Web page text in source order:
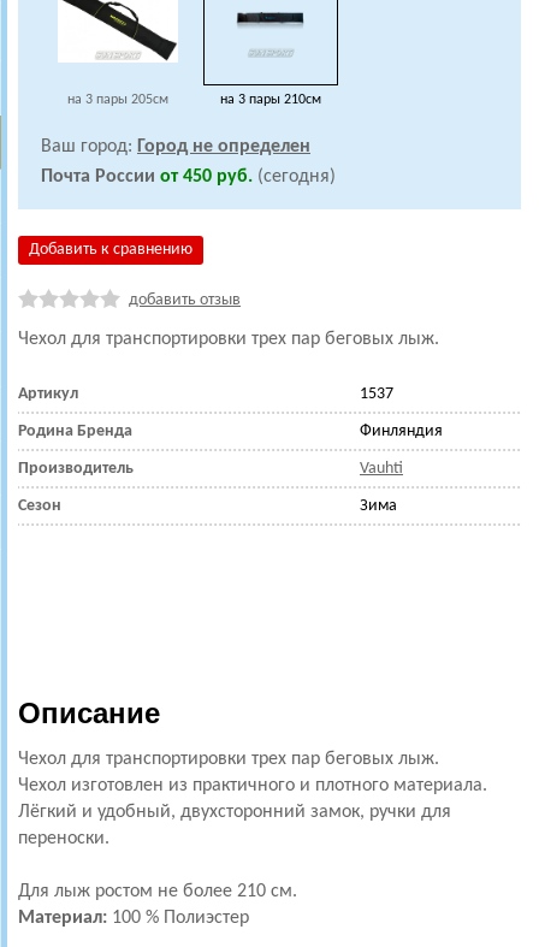
на 3 пары 205см на 3 пары 210см
Ваш город: Город не определен
Почта России от 450 руб. (сегодня)
Добавить к сравнению
добавить отзыв
Чехол для транспортировки трех пар беговых лыж.
Артикул 1537
Родина Бренда Финляндия
Производитель Vauhti
Сезон Зима
Описание
Чехол для транспортировки трех пар беговых лыж.
Чехол изготовлен из практичного и плотного материала.
Лёгкий и удобный, двухсторонний замок, ручки для
переноски.
Для лыж ростом не более 210 см.
Материал: 100 % Полиэстер